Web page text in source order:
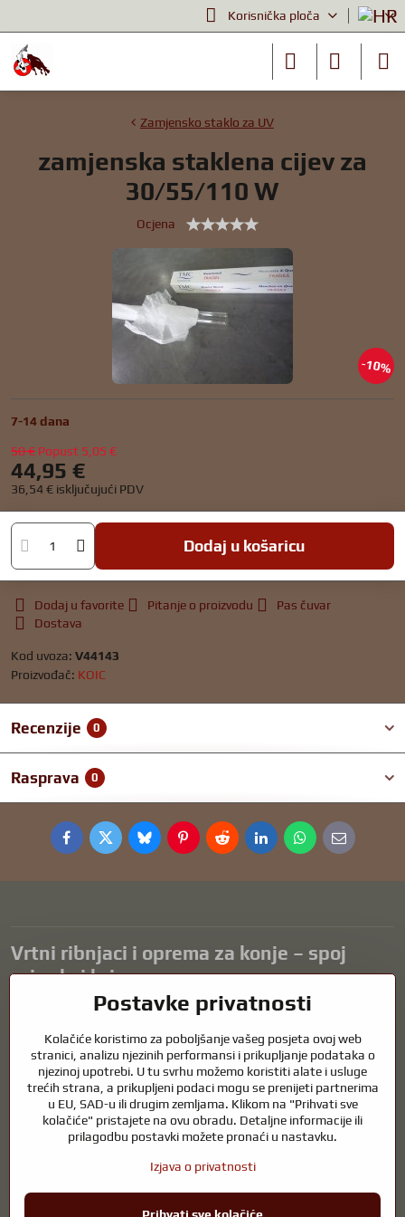
Korisnička ploča
10%
Zamjensko staklo za UV
zamjenska staklena cijev za
30/55/110 W
Ocjena
7-14 dana
50 € Popust 5,05 €
44,95 €
36,54 € isključujući PDV
Dodaj u košaricu
Dodaj u favorite Pitanje o proizvodu
Pas čuvar
Dostava
Kod uvoza: V44143
Proizvođač: KOIC
Recenzije 0
Rasprava 0
FacebookTwitterBlueskyPinterestRedditLinkedInWhatsApp
E-
mail
Vrtni ribnjaci i oprema za konje – spoj
prirode i brige
Vrtni ribnjaci prekrasan su dodatak svakom eksterijeru i stvaraju
skladno okruženje za opuštanje i život vodenih životinja. Pravilna
tehnologija, filtracija i redovito održavanje ključni su za čistu vodu i
zdrav ribnjak tijekom cijele godine. Jednako važna je briga o
životinjama koje su dio naših života.
Konjima je potrebna visokokvalitetna oprema za jahanje, pravilna
prehrana i odgovorna briga kako bi bili zdravi, jaki i zadovoljni. Bilo da
stvoriti okruženje koje podržava prirodnu ravnotežu, sigurnost i
dobrobit i životinja i ljudi.
Postavke privatnosti
Kolačiće koristimo za poboljšanje vašeg posjeta ovoj web
stranici, analizu njezinih performansi i prikupljanje podataka o
njezinoj upotrebi. U tu svrhu možemo koristiti alate i usluge
trećih strana, a prikupljeni podaci mogu se prenijeti partnerima
u EU, SAD-u ili drugim zemljama. Klikom na "Prihvati sve
kolačiće" pristajete na ovu obradu. Detaljne informacije ili
prilagodbu postavki možete pronaći u nastavku.
Izjava o privatnosti